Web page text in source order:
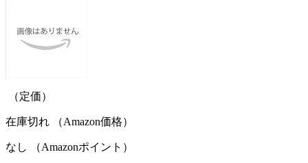
（定価）
在庫切れ （Amazon価格）
なし （Amazonポイント）